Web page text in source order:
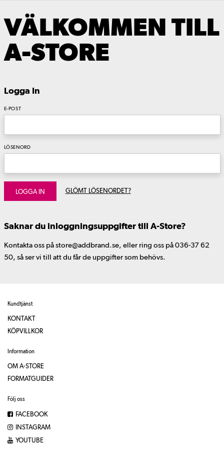
VÄLKOMMEN TILL
A-STORE
Logga In
E-POST
LÖSENORD
LOGGA IN GLÖMT LÖSENORDET?
Saknar du inloggningsuppgifter till A-Store?
Kontakta oss på store@addbrand.se, eller ring oss på 036-37 62
50, så ser vi till att du får de uppgifter som behövs.
Kundtjänst
KONTAKT
KÖPVILLKOR
Information
OM A-STORE
FORMATGUIDER
Följ oss
FACEBOOK
INSTAGRAM
YOUTUBE